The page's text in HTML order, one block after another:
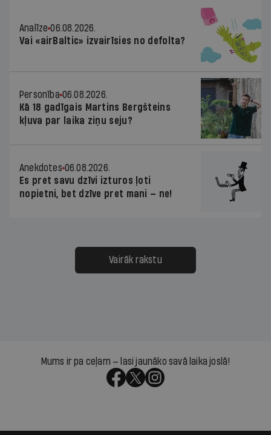
Analīze 06.08.2026.
Vai «airBaltic» izvairīsies no defolta?
Personība 06.08.2026.
Kā 18 gadīgais Martins Bergšteins
kļuva par laika ziņu seju?
Anekdotes 06.08.2026.
Es pret savu dzīvi izturos ļoti
nopietni, bet dzīve pret mani — ne!
Vairāk rakstu
Mums ir pa ceļam — lasi jaunāko savā laika joslā!